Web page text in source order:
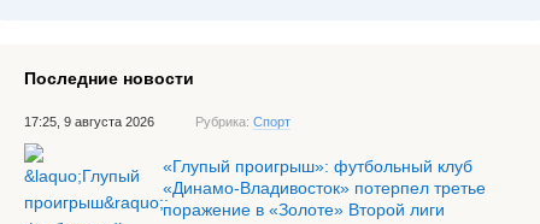
Последние новости
17:25, 9 августа 2026 Рубрика: Спорт
«Глупый проигрыш»: футбольный клуб
«Динамо-Владивосток» потерпел третье
поражение в «Золоте» Второй лиги